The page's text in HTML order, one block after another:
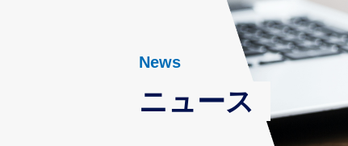
News
ニュース